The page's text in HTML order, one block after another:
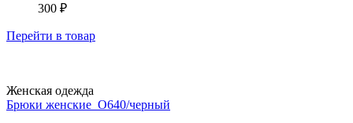
300 ₽
Перейти в товар
Женская одежда
Брюки женские_О640/черный